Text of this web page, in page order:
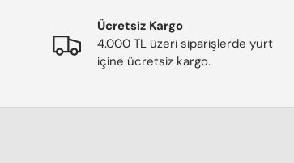
Ücretsiz Kargo
4.000 TL üzeri siparişlerde yurt
içine ücretsiz kargo.